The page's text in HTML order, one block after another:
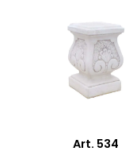
Art. 534